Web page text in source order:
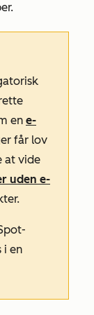
.
en e-
får lov
at vide
uden e-
i en